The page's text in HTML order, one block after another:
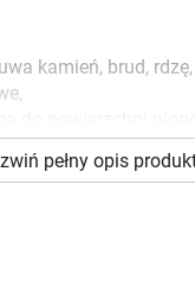
plików cookies w celu
zawartości serwisu
prywatności.
lub
cookies
kamień, brud, rdzę,
powierzchni
pełny opis